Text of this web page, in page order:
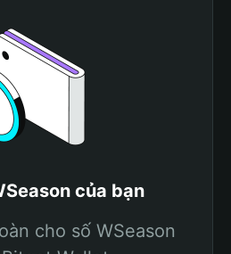
của bạn
cho số WSeason